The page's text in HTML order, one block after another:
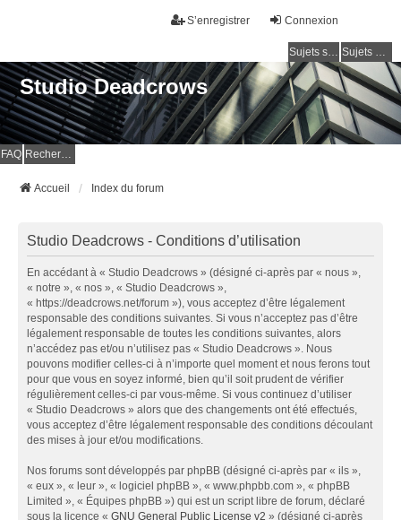
Connexion
S’enregistrer
Sujets sans réponse Sujets actifs
Studio Deadcrows
FAQ Rechercher
Accueil Index du forum
Studio Deadcrows - Conditions d’utilisation
En accédant à « Studio Deadcrows » (désigné ci-après par « nous »,
« notre », « nos », « Studio Deadcrows »,
« https://deadcrows.net/forum »), vous acceptez d’être légalement
responsable des conditions suivantes. Si vous n’acceptez pas d’être
légalement responsable de toutes les conditions suivantes, alors
n’accédez pas et/ou n’utilisez pas « Studio Deadcrows ». Nous
pouvons modifier celles-ci à n’importe quel moment et nous ferons tout
pour que vous en soyez informé, bien qu’il soit prudent de vérifier
régulièrement celles-ci par vous-même. Si vous continuez d’utiliser
« Studio Deadcrows » alors que des changements ont été effectués,
vous acceptez d’être légalement responsable des conditions découlant
des mises à jour et/ou modifications.
Nos forums sont développés par phpBB (désigné ci-après par « ils »,
« eux », « leur », « logiciel phpBB », « www.phpbb.com », « phpBB
Limited », « Équipes phpBB ») qui est un script libre de forum, déclaré
sous la licence « GNU General Public License v2 » (désigné ci-après